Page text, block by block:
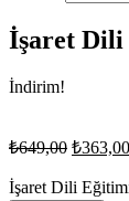
İşaret
İndirim!
₺649,00 ₺363,00
İşaret Dili